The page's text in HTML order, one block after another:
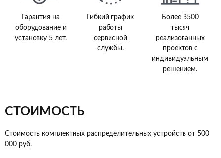
Гарантия на
оборудование и
установку 5 лет.
Гибкий график
работы
сервисной
службы.
Более 3500
тысяч
реализованных
проектов с
индивидуальным
решением.
СТОИМОСТЬ
Стоимость комплектных распределительных устройств от 500
000 руб.